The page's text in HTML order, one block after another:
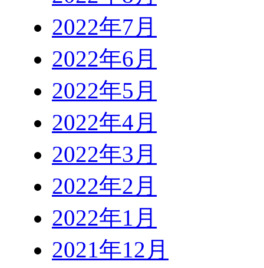
2022年7月
2022年6月
2022年5月
2022年4月
2022年3月
2022年2月
2022年1月
2021年12月